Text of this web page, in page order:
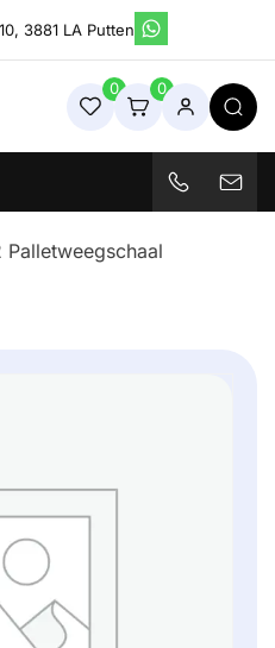
3881 LA Putten
& Industriële
0 0
Palletweegschaal